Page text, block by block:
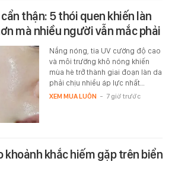
thận: 5 thói quen khiến làn
mà nhiều người vẫn mắc phải
Nắng nóng, tia UV cường độ cao
và môi trường khô nóng khiến
mùa hè trở thành giai đoạn làn da
phải chịu nhiều áp lực nhất…
XEM MUA LUÔN - 7 giờ trước
khoảnh khắc hiếm gặp trên biển